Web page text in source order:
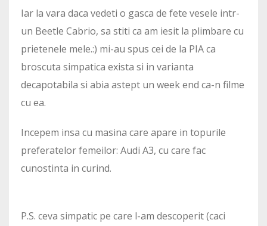
Iar la vara daca vedeti o gasca de fete vesele intr-
un Beetle Cabrio, sa stiti ca am iesit la plimbare cu
prietenele mele.:) mi-au spus cei de la PIA ca
broscuta simpatica exista si in varianta
decapotabila si abia astept un week end ca-n filme
cu ea.
Incepem insa cu masina care apare in topurile
preferatelor femeilor: Audi A3, cu care fac
cunostinta in curind.
P.S. ceva simpatic pe care l-am descoperit (caci